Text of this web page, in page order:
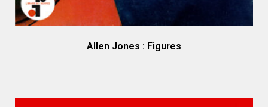
Allen Jones : Figures